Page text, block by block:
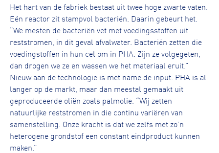
Het hart van de fabriek bestaat uit twee hoge zwarte vaten.
Eén reactor zit stampvol bacteriën. Daarin gebeurt het.
“We mesten de bacteriën vet met voedingsstoffen uit
reststromen, in dit geval afvalwater. Bacteriën zetten die
voedingstoffen in hun cel om in PHA. Zijn ze volgegeten,
dan drogen we ze en wassen we het materiaal eruit.”
Nieuw aan de technologie is met name de input. PHA is al
langer op de markt, maar dan meestal gemaakt uit
geproduceerde oliën zoals palmolie. “Wij zetten
natuurlijke reststromen in die continu variëren van
samenstelling. Onze kracht is dat we zelfs met zo’n
heterogene grondstof een constant eindproduct kunnen
maken.”